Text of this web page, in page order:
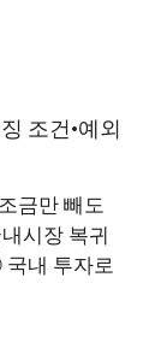
조건·예외
금만 빼도
시장 복귀
내 투자로